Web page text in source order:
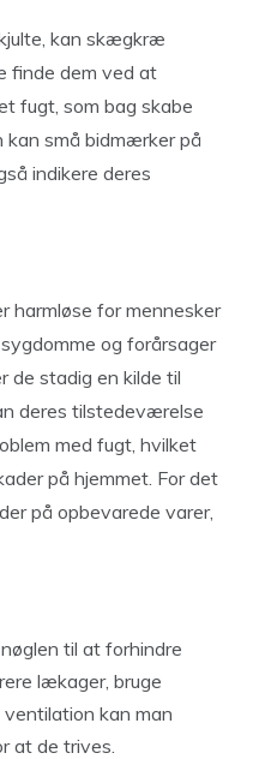
kan skægkræ
finde dem ved at
fugt, som bag skabe
kan små bidmærker på
indikere deres
harmløse for mennesker
og forårsager
de stadig en kilde til
deres tilstedeværelse
med fugt, hvilket
på hjemmet. For det
på opbevarede varer,
til at forhindre
lækager, bruge
kan man
at de trives.